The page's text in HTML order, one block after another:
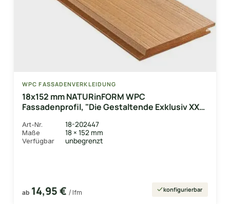
WPC FASSADENVERKLEIDUNG
18x152 mm NATURinFORM WPC
Fassadenprofil, "Die Gestaltende Exklusiv XXL",
Deckmaß: 148mm
Art-Nr. 18-202447
Maße 18 × 152 mm
Verfügbar unbegrenzt
ab 14,95 € / lfm konfigurierbar